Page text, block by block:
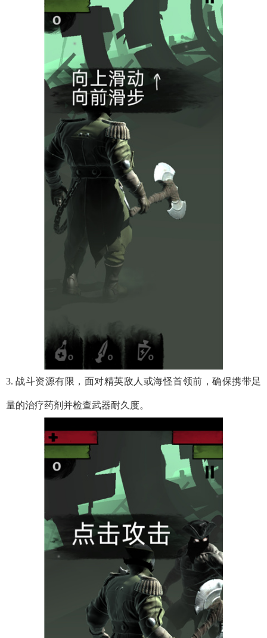
3. 战斗资源有限，面对精英敌人或海怪首领前，确保携带足
量的治疗药剂并检查武器耐久度。